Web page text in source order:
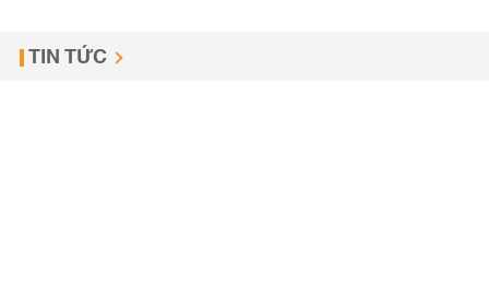
TIN TỨC